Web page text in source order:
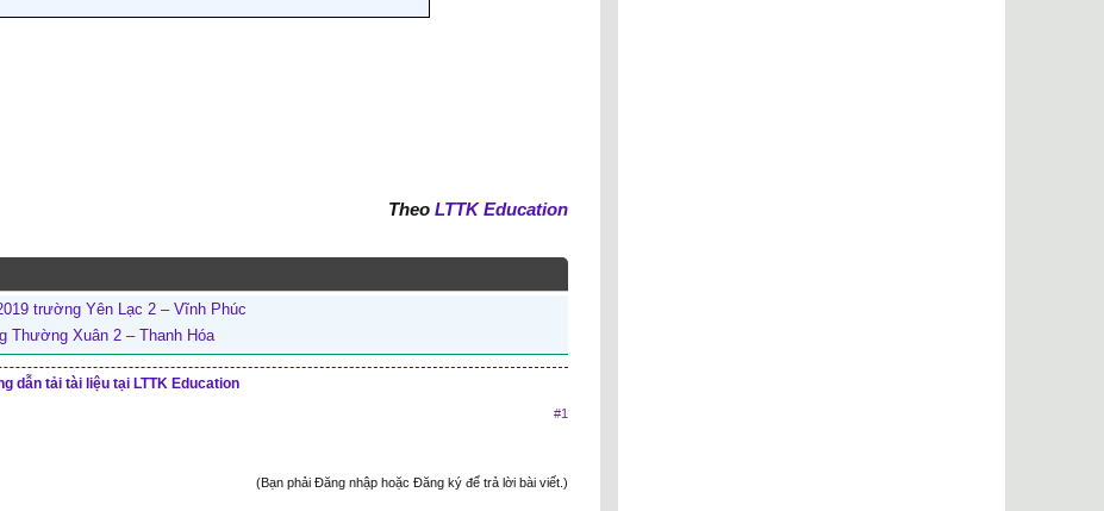
Theo LTTK Education
trường Yên Lạc 2 – Vĩnh Phúc
Thường Xuân 2 – Thanh Hóa
dẫn tải tài liệu tại LTTK Education
#1
(Bạn phải Đăng nhập hoặc Đăng ký để trả lời bài viết.)